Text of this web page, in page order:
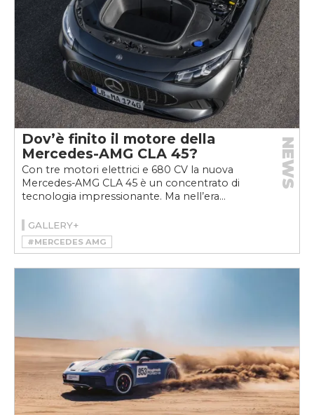
Dov’è finito il motore della
Mercedes-AMG CLA 45?
Con tre motori elettrici e 680 CV la nuova
Mercedes-AMG CLA 45 è un concentrato di
tecnologia impressionante. Ma nell’era...
NEWS
GALLERY+
#MERCEDES AMG
#MERCEDES-AMG CLA 45 4MATIC+